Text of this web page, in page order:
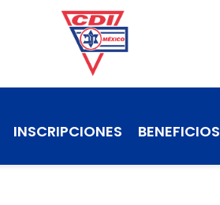
INSCRIPCIONES BENEFICIOS